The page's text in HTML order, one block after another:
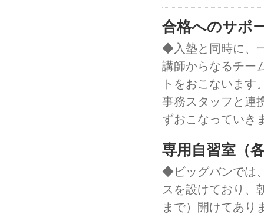
合格へのサポ
◆入塾と同時に、
講師からなるチー
トをおこないます
事務スタッフと連
ずおこなっていき
専用自習室（
◆ビッグバンでは
スを設けており、
まで）開けてあり